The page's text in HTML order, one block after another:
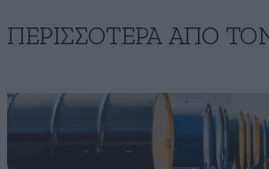
ΠΕΡΙΣΣΟΤΕΡΑ ΑΠΟ